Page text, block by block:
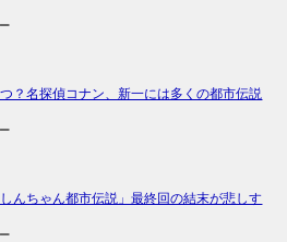
？名探偵コナン、新一には多くの都市伝説
しんちゃん都市伝説」最終回の結末が悲しす